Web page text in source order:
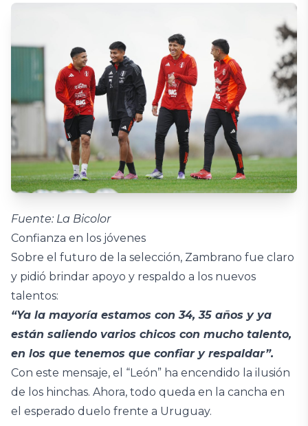
Fuente: La Bicolor
Confianza en los jóvenes
Sobre el futuro de la selección, Zambrano fue claro
y pidió brindar apoyo y respaldo a los nuevos
talentos:
“Ya la mayoría estamos con 34, 35 años y ya
están saliendo varios chicos con mucho talento,
en los que tenemos que confiar y respaldar”.
Con este mensaje, el “León” ha encendido la ilusión
de los hinchas. Ahora, todo queda en la cancha en
el esperado duelo frente a Uruguay.